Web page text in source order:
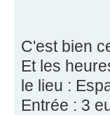
C'est bien
Et les
le lieu :
Entrée : 3